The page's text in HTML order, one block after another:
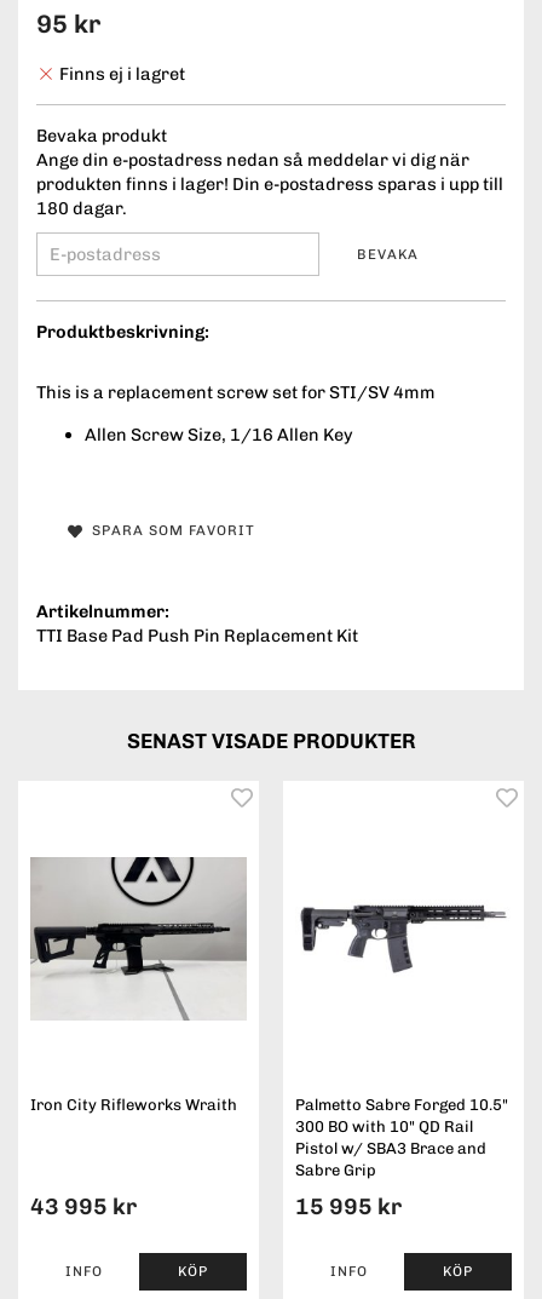
95 kr
Finns ej i lagret
Bevaka produkt
Ange din e-postadress nedan så meddelar vi dig när
produkten finns i lager! Din e-postadress sparas i upp till
180 dagar.
BEVAKA
Produktbeskrivning:
This is a replacement screw set for STI/SV 4mm
Allen Screw Size, 1/16 Allen Key
SPARA SOM FAVORIT
Artikelnummer:
TTI Base Pad Push Pin Replacement Kit
SENAST VISADE PRODUKTER
Iron City Rifleworks Wraith
43 995 kr
INFO KÖP
Palmetto Sabre Forged 10.5"
300 BO with 10" QD Rail
Pistol w/ SBA3 Brace and
Sabre Grip
15 995 kr
INFO KÖP